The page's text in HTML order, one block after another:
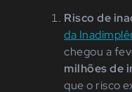
Risco de
da
chegou a
milhões de
que o risco